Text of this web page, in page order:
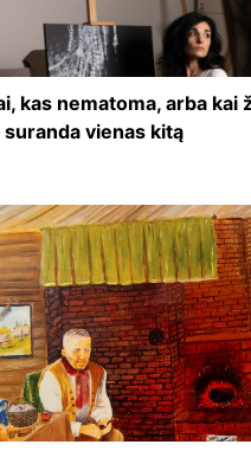
kas nematoma, arba kai
vienas kitą